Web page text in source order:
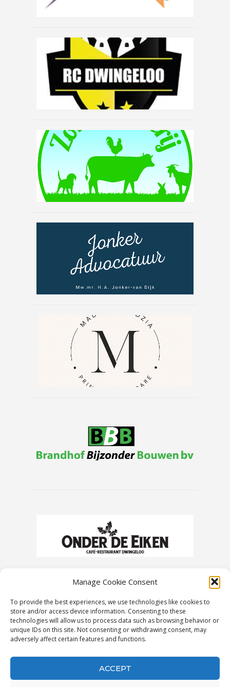
Manage Cookie Consent
To provide the best experiences, we use technologies like cookies to
store and/or access device information. Consenting to these
technologies will allow us to process data such as browsing behavior or
unique IDs on this site. Not consenting or withdrawing consent, may
adversely affect certain features and functions.
ACCEPT